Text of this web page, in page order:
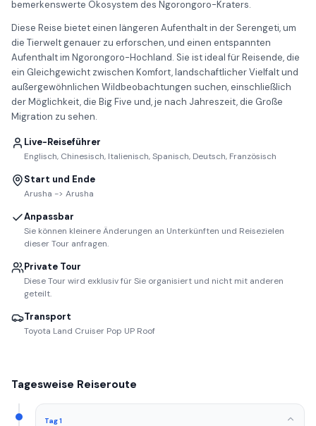
bemerkenswerte Ökosystem des Ngorongoro-Kraters.
Diese Reise bietet einen längeren Aufenthalt in der Serengeti, um
die Tierwelt genauer zu erforschen, und einen entspannten
Aufenthalt im Ngorongoro-Hochland. Sie ist ideal für Reisende, die
ein Gleichgewicht zwischen Komfort, landschaftlicher Vielfalt und
außergewöhnlichen Wildbeobachtungen suchen, einschließlich
der Möglichkeit, die Big Five und, je nach Jahreszeit, die Große
Migration zu sehen.
Live-Reiseführer
Englisch, Chinesisch, Italienisch, Spanisch, Deutsch, Französisch
Start und Ende
Arusha -> Arusha
Anpassbar
Sie können kleinere Änderungen an Unterkünften und Reisezielen
dieser Tour anfragen.
Private Tour
Diese Tour wird exklusiv für Sie organisiert und nicht mit anderen
geteilt.
Transport
Toyota Land Cruiser Pop UP Roof
Tagesweise Reiseroute
Tag 1